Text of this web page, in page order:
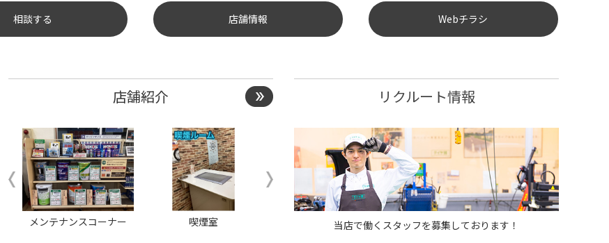
相談する 店舗情報 Webチラシ
主任 スタッフ 工藤
店舗紹介
メンテナンスコーナー 喫煙室 フリードリンクサーバー アルミホイ－ルコ－ナ－
リクルート情報
当店で働くスタッフを募集しております！